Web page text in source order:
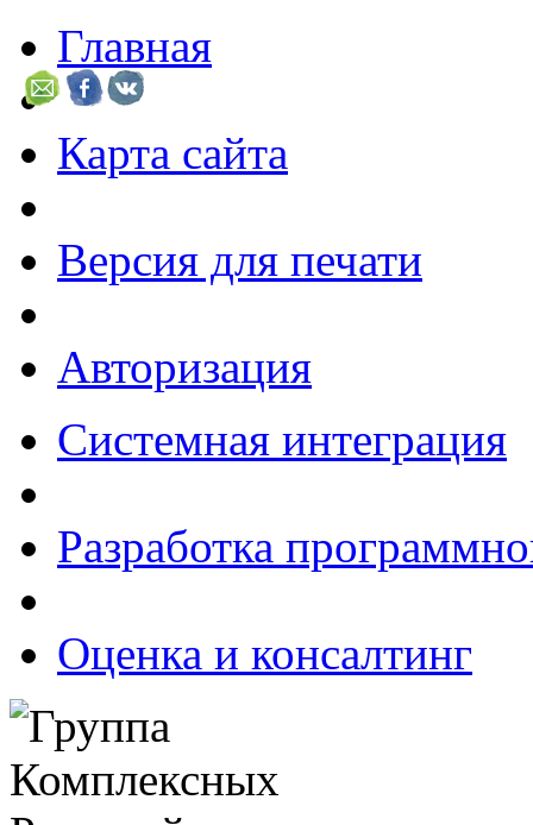
Главная
Карта сайта
Версия для печати
Авторизация
Системная интеграция
Разработка
Оценка и консалтинг